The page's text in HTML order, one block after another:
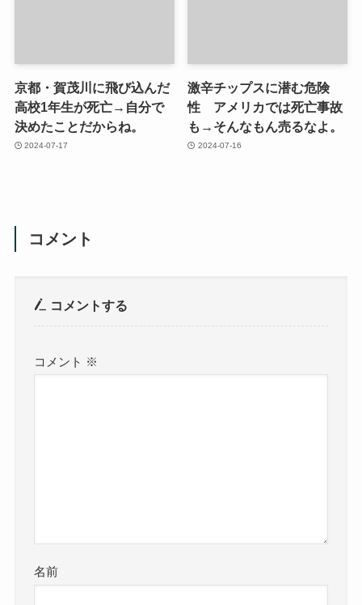
京都・賀茂川に飛び込んだ
高校1年生が死亡→自分で
決めたことだからね。
2024-07-17
激辛チップスに潜む危険
性 アメリカでは死亡事故
も→そんなもん売るなよ。
2024-07-16
コメント
コメントする
コメント ※
名前